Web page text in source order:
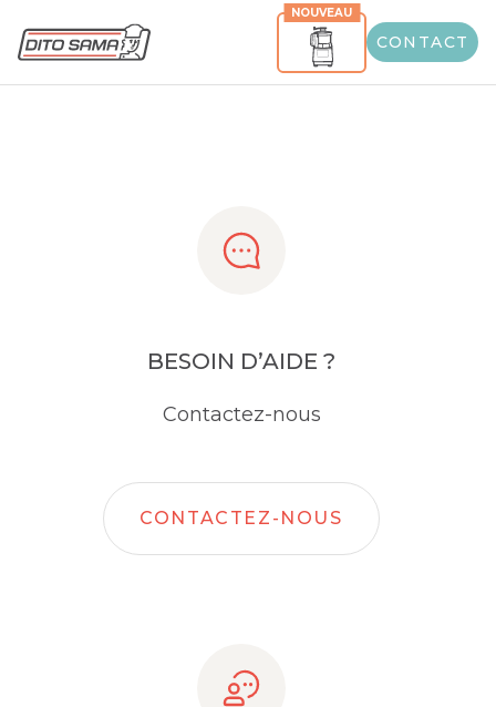
NOUVEAU
CONTACT
Share
BESOIN D’AIDE ?
Contactez-nous
CONTACTEZ-NOUS